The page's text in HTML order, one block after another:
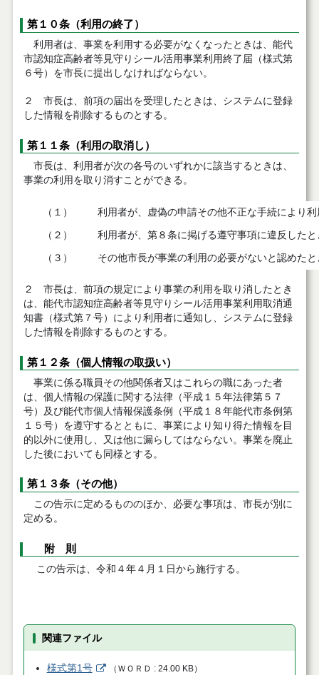
第１０条（利用の終了）
利用者は、事業を利用する必要がなくなったときは、能代
市認知症高齢者等見守りシール活用事業利用終了届（様式第
６号）を市長に提出しなければならない。
２ 市長は、前項の届出を受理したときは、システムに登録
した情報を削除するものとする。
第１１条（利用の取消し）
市長は、利用者が次の各号のいずれかに該当するときは、
事業の利用を取り消すことができる。
（１） 利用者が、虚偽の申請その他不正な手続により
（２） 利用者が、第８条に掲げる遵守事項に違反したと
（３） その他市長が事業の利用の必要がないと認めたと
２ 市長は、前項の規定により事業の利用を取り消したとき
は、能代市認知症高齢者等見守りシール活用事業利用取消通
知書（様式第７号）により利用者に通知し、システムに登録
した情報を削除するものとする。
第１２条（個人情報の取扱い）
事業に係る職員その他関係者又はこれらの職にあった者
は、個人情報の保護に関する法律（平成１５年法律第５７
号）及び能代市個人情報保護条例（平成１８年能代市条例第
１５号）を遵守するとともに、事業により知り得た情報を目
的以外に使用し、又は他に漏らしてはならない。事業を廃止
した後においても同様とする。
第１３条（その他）
この告示に定めるもののほか、必要な事項は、市長が別に
定める。
附 則
この告示は、令和４年４月１日から施行する。
関連ファイル
様式第1号 （ ＷＯＲＤ 24.00 KB）